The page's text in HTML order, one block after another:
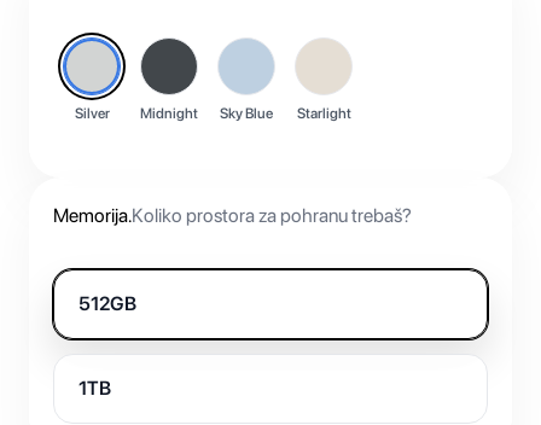
Silver Midnight Sky Blue Starlight
Memorija.Koliko prostora za pohranu trebaš?
512GB
1TB